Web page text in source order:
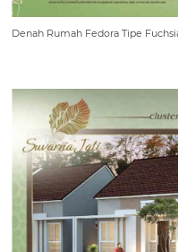
Denah Rumah Fedora Tipe